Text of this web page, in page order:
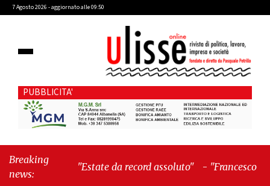
7 Agosto 2026 - aggiornato alle 09:50
PUBBLICITA'
Breaking
news:
"Estate da record assoluto" -"Francesco Guccini